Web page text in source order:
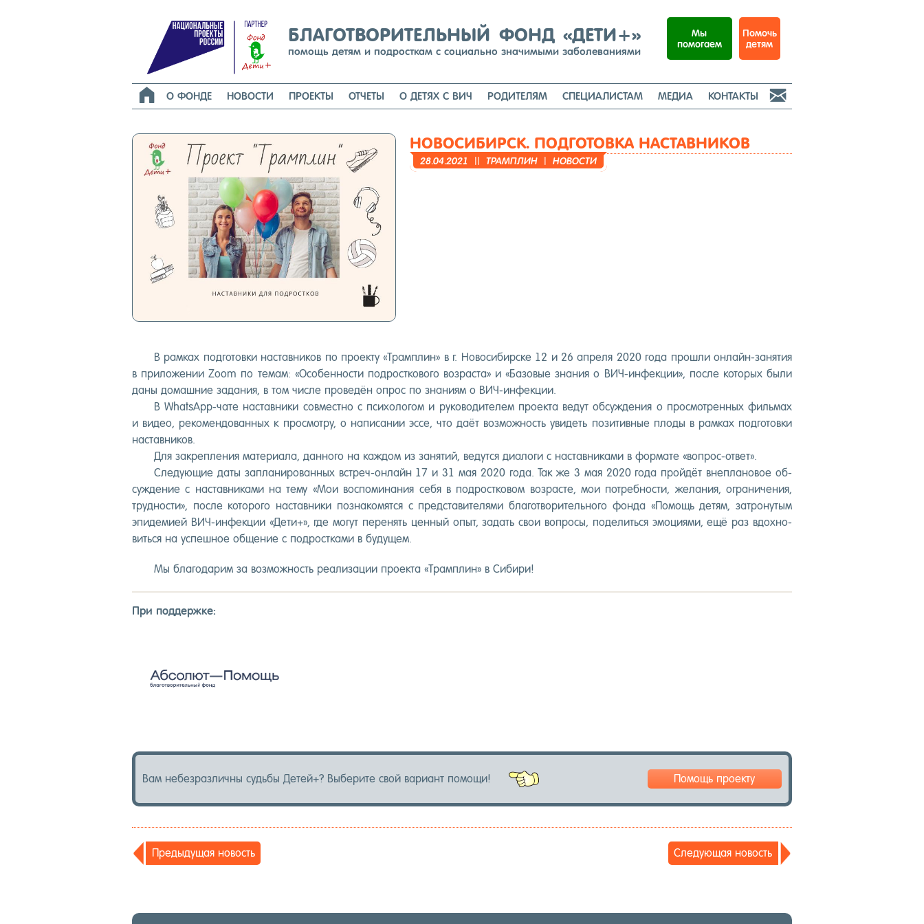
содержимому
БЛАГОТВОРИТЕЛЬНЫЙ ФОНД «ДЕТИ+»
помощь детям и подросткам с социально значимыми заболеваниями
Мы
помогаем
Помочь
детям
 О ФОНДЕ НОВОСТИ ПРОЕКТЫ ОТЧЕТЫ О ДЕТЯХ С ВИЧ РОДИТЕЛЯМ СПЕЦИАЛИСТАМ МЕДИА КОНТАКТЫ 
НОВОСИБИРСК. ПОДГОТОВКА НАСТАВНИКОВ
28.04.2021 ТРАМ­ПЛИН НО­ВОС­ТИ
В рам­ках под­го­тов­ки нас­тавни­ков по про­ек­ту «Трам­плин» в г. Но­воси­бир­ске 12 и 26 ап­ре­ля 2020 го­да прош­ли он­лайн-за­нятия
в при­ложе­нии Zoom по те­мам: «Осо­бен­ности под­рос­тко­вого воз­раста» и «Ба­зовые зна­ния о ВИЧ-ин­фекции», пос­ле ко­торых бы­ли
да­ны до­маш­ние за­дания, в том чис­ле про­ведён оп­рос по зна­ни­ям о ВИЧ-ин­фекции.
В WhatsApp-ча­те нас­тавни­ки сов­мес­тно с пси­холо­гом и ру­ково­дите­лем про­ек­та ве­дут об­сужде­ния о прос­мотрен­ных филь­мах
и ви­део, ре­комен­до­ван­ных к прос­мотру, о на­писа­нии эс­се, что да­ёт воз­можность уви­деть по­зитив­ные пло­ды в рам­ках под­го­тов­ки
нас­тавни­ков.
Для зак­репле­ния ма­тери­ала, дан­но­го на каж­дом из за­нятий, ве­дут­ся ди­ало­ги с нас­тавни­ками в фор­ма­те «воп­рос-от­вет».
Сле­ду­ющие да­ты зап­ла­ниро­ван­ных встреч-он­лайн 17 и 31 мая 2020 го­да. Так же 3 мая 2020 го­да прой­дёт внеп­ла­новое об­
сужде­ние с нас­тавни­ками на те­му «Мои вос­по­мина­ния се­бя в под­рос­тко­вом воз­расте, мои пот­ребнос­ти, же­лания, ог­ра­ниче­ния,
труд­ности», пос­ле ко­торо­го нас­тавни­ки поз­на­комят­ся с пред­ста­вите­лями бла­гот­во­ритель­но­го фон­да «По­мощь де­тям, зат­ро­нутым
эпи­деми­ей ВИЧ-ин­фекции «Де­ти+», где мо­гут пе­ренять цен­ный опыт, за­дать свои воп­ро­сы, по­делить­ся эмо­ци­ями, ещё раз вдох­но­
вить­ся на ус­пешное об­ще­ние с под­рос­тка­ми в бу­дущем.
Мы бла­года­рим за воз­можность ре­али­зации про­ек­та «Трам­плин» в Си­бири!
При под­дер­жке:
Вам не­без­различ­ны судь­бы Де­тей+? Вы­бери­те свой ва­ри­ант по­мощи! Помощь проекту
Пре­дыду­щая но­вость Сле­ду­ющая но­вость